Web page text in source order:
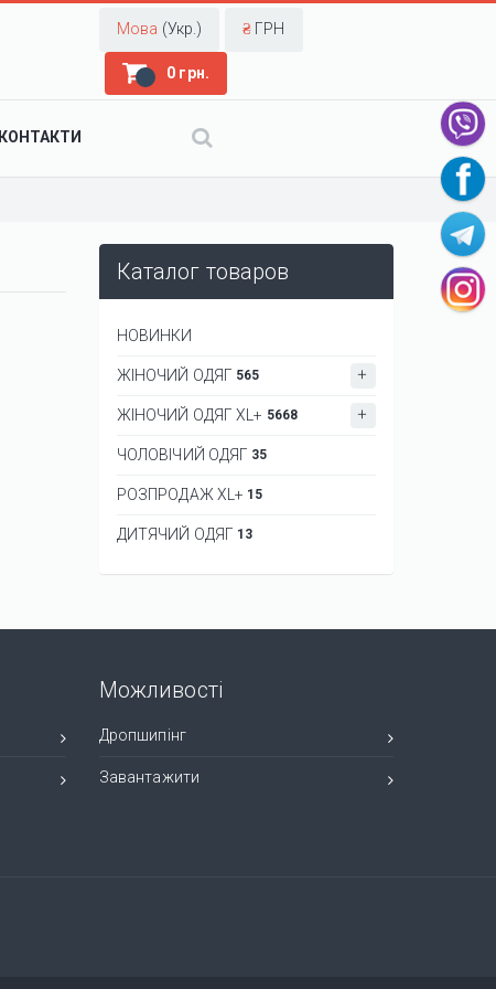
Мова (Укр.) ₴ ГРН
0 грн.
КОНТАКТИ
Каталог товаров
НОВИНКИ
ЖІНОЧИЙ ОДЯГ 565
ЖІНОЧИЙ ОДЯГ XL+ 5668
ЧОЛОВІЧИЙ ОДЯГ 35
РОЗПРОДАЖ XL+ 15
ДИТЯЧИЙ ОДЯГ 13
Можливості
Дропшипінг
Завантажити